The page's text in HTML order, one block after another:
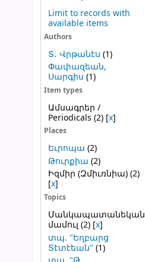
Limit to records with
available items
Authors
Տ․ Վրթանէս (1)
Փափազեան,
Սարգիս (1)
Item types
Ամսագրեր /
Periodicals (2)[x]
Places
Եւրոպա (2)
Թուրքիա (2)
Իզմիր (Զմիւռնիա)(2)
[x]
Topics
Մանկապատանեկան
մամուլ (2)[x]
տպ. "Եղբարց
Տէտէեան" (1)